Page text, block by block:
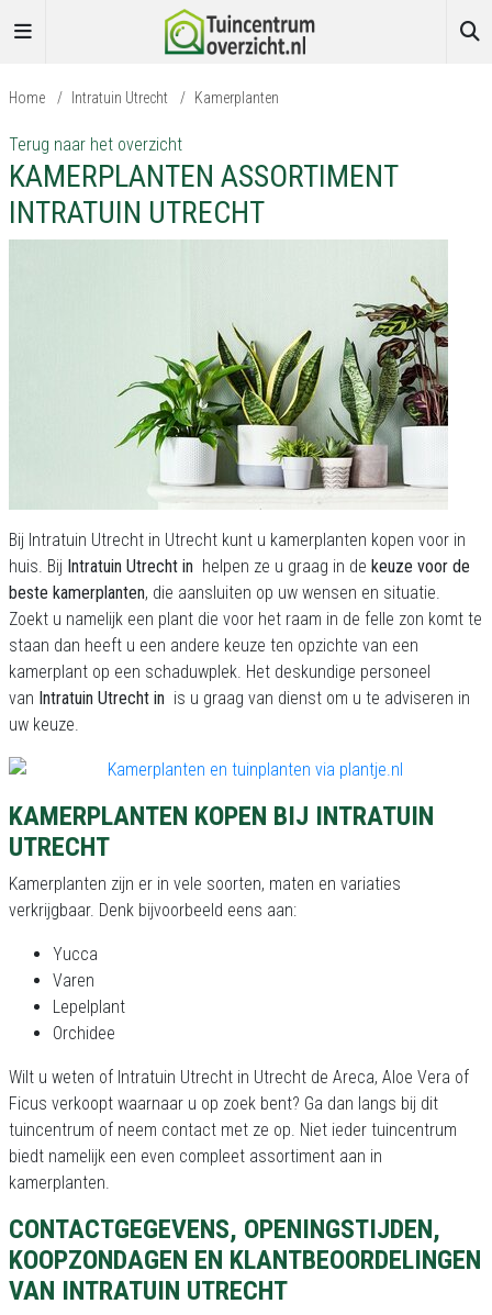
Home / Intratuin Utrecht / Kamerplanten
Terug naar het overzicht
KAMERPLANTEN ASSORTIMENT
INTRATUIN UTRECHT
Bij Intratuin Utrecht in Utrecht kunt u kamerplanten kopen voor in
huis. Bij Intratuin Utrecht in helpen ze u graag in de keuze voor de
beste kamerplanten, die aansluiten op uw wensen en situatie.
Zoekt u namelijk een plant die voor het raam in de felle zon komt te
staan dan heeft u een andere keuze ten opzichte van een
kamerplant op een schaduwplek. Het deskundige personeel
van Intratuin Utrecht in is u graag van dienst om u te adviseren in
uw keuze.
KAMERPLANTEN KOPEN BIJ INTRATUIN
UTRECHT
Kamerplanten zijn er in vele soorten, maten en variaties
verkrijgbaar. Denk bijvoorbeeld eens aan:
Yucca
Varen
Lepelplant
Orchidee
Wilt u weten of Intratuin Utrecht in Utrecht de Areca, Aloe Vera of
Ficus verkoopt waarnaar u op zoek bent? Ga dan langs bij dit
tuincentrum of neem contact met ze op. Niet ieder tuincentrum
biedt namelijk een even compleet assortiment aan in
kamerplanten.
CONTACTGEGEVENS, OPENINGSTIJDEN,
KOOPZONDAGEN EN KLANTBEOORDELINGEN
VAN INTRATUIN UTRECHT